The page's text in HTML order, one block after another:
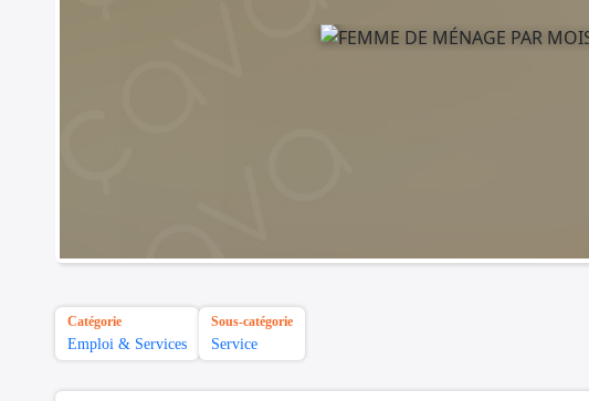
Catégorie
Emploi & Services
Sous-catégorie
Service